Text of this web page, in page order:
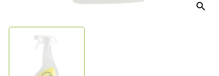
search